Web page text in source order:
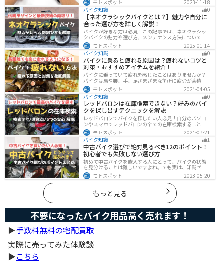
さから逃れることはできません。そんな防寒の要となる
オススメ防寒手袋を紹介します。
モトスポット
2023-11-18
バイク知識
0
【ネオクラシックバイクとは？】魅力や自分に
合った選び方を詳しく解説！
バイクが好きな方は必見！この記事では、ネオクラシッ
クバイクの魅力や選び方、メンテナンス方法について解
説しています。実はネオクラシックバイクは、見た目と
機能性の両方を求める人に最適なです。この記事を読め
ば、ネオクラシックバイクの魅力が理解できます。
モトスポット
2025-01-14
バイク知識
0
バイクに乗ると疲れる原因は？疲れないコツと
対策・おすすめアイテムを紹介！
バイクに乗っていて疲れを感じたことはありませんか？
バイクは肩や腰、手、足さまざまな箇所に疲労が蓄積し
やすい乗り物です。できるなら楽に乗りたいですよね。
原因を知り対策を重ねておけば今よりもっと快適に走行
することができます。
モトスポット
2024-04-05
バイク知識
0
レッドバロンは在庫検索できない？好みのバイ
クを探し出すテクニックを解説
レッドバロンでバイクを探したい人必見！自分のパソコ
ンやスマホでレッドバロンの全ての在庫検索することは
不可能です。自分に合ったバイクを探すためには、店舗
に行きイントラネットで探してもらう必要があります。
その際の注意点や自分に合ったバイクを見つけるテクニ
ックをまとめました。
モトスポット
2024-07-21
バイク知識
1
中古バイク選びで絶対見るべき12のポイント！
初心者でも失敗しない選び方
初めて中古バイクを購入する人にとって、バイクの状態
を見分けることは難しいですよね。でも実は、知識ゼロ
の初心者でも「12のポイント」に注目するだけで、中古
バイクの良し悪しを簡単に判断することができるんで
す！正しいポイントを押させて失敗しないバイク選びが
できるようになりましょう。
モトスポット 2023-05-20
もっと見る
不要になったバイク用品高く売れます！
▶︎手数料無料の宅配買取
実際に売ってみた体験談
▶︎こちら